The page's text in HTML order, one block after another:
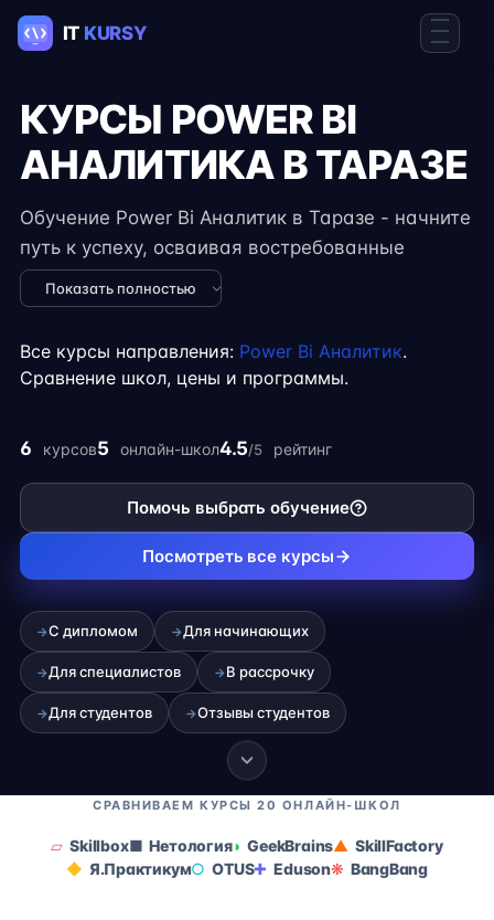
КУРСЫ POWER BI
АНАЛИТИКА В ТАРАЗЕ
Обучение Power Bi Аналитик в Таразе - начните
путь к успеху, осваивая востребованные
навыки в IT. Курсы подходят для новичков и
специалистов с опытом, включают
консультации экспертов. Гибкий формат
фрилансе.
Показать полностью
Все курсы направления: Power Bi Аналитик.
Сравнение школ, цены и программы.
6 курсов5 онлайн-школ4.5/5 рейтинг
Помочь выбрать обучение
Посмотреть все курсы
→С дипломом →Для начинающих
→Для специалистов →В рассрочку
→Для студентов →Отзывы студентов
СРАВНИВАЕМ КУРСЫ 20 ОНЛАЙН-ШКОЛ
Skillbox Нетология GeekBrains
SkillFactory
Я.Практикум
OTUS Eduson BangBang